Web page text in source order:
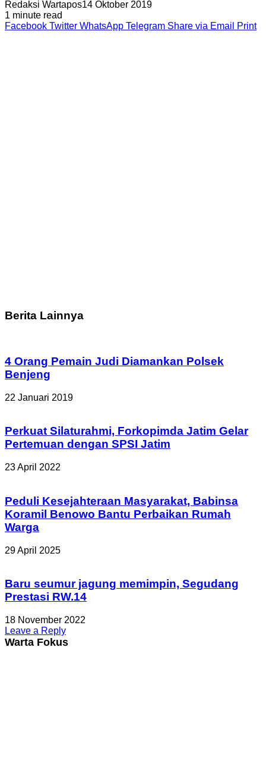
Redaksi Wartapos14 Oktober 2019
1 minute read
Facebook Twitter WhatsApp Telegram Share via Email Print
Berita Lainnya
4 Orang Pemain Judi Diamankan Polsek
Benjeng
22 Januari 2019
Perkuat Silaturahmi, Forkopimda Jatim Gelar
Pertemuan dengan SPSI Jatim
23 April 2022
Peduli Kesejahteraan Masyarakat, Babinsa
Koramil Benowo Bantu Perbaikan Rumah
Warga
29 April 2025
Baru seumur jagung memimpin, Segudang
Prestasi RW.14
18 November 2022
Leave a Reply
Warta Fokus